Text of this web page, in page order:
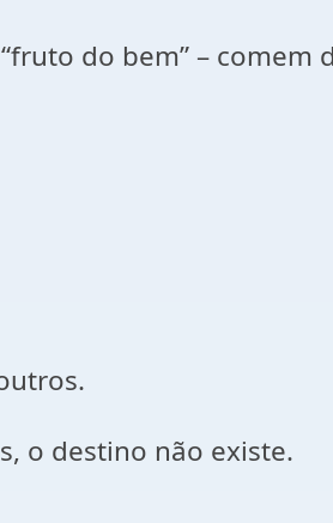
do bem” – comem
o destino não existe.